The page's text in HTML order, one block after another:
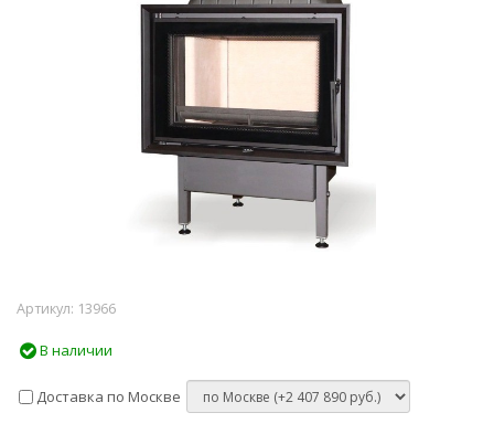
Артикул: 13966
В наличии
Доставка по Москве